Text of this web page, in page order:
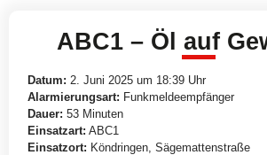
ABC1 – Öl auf
Datum: 2. Juni 2025 um 18:39 Uhr
Alarmierungsart: Funkmeldeempfänger
Dauer: 53 Minuten
Einsatzart: ABC1
Einsatzort: Köndringen, Sägemattenstraße